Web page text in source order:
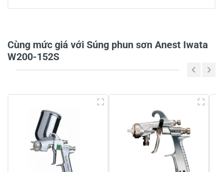
Cùng mức giá với Súng phun sơn Anest Iwata
W200-152S